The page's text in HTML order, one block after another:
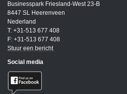
Businesspark Friesland-West 23-B
8447 SL Heerenveen
Nederland
T: +31-513 677 408
F: +31-513 677 408
Stuur een bericht
Social media